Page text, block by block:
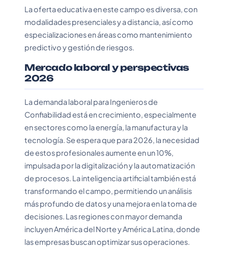
La oferta educativa en este campo es diversa, con
modalidades presenciales y a distancia, así como
especializaciones en áreas como mantenimiento
predictivo y gestión de riesgos.
Mercado laboral y perspectivas
2026
La demanda laboral para Ingenieros de
Confiabilidad está en crecimiento, especialmente
en sectores como la energía, la manufactura y la
tecnología. Se espera que para 2026, la necesidad
de estos profesionales aumente en un 10%,
impulsada por la digitalización y la automatización
de procesos. La inteligencia artificial también está
transformando el campo, permitiendo un análisis
más profundo de datos y una mejora en la toma de
decisiones. Las regiones con mayor demanda
incluyen América del Norte y América Latina, donde
las empresas buscan optimizar sus operaciones.